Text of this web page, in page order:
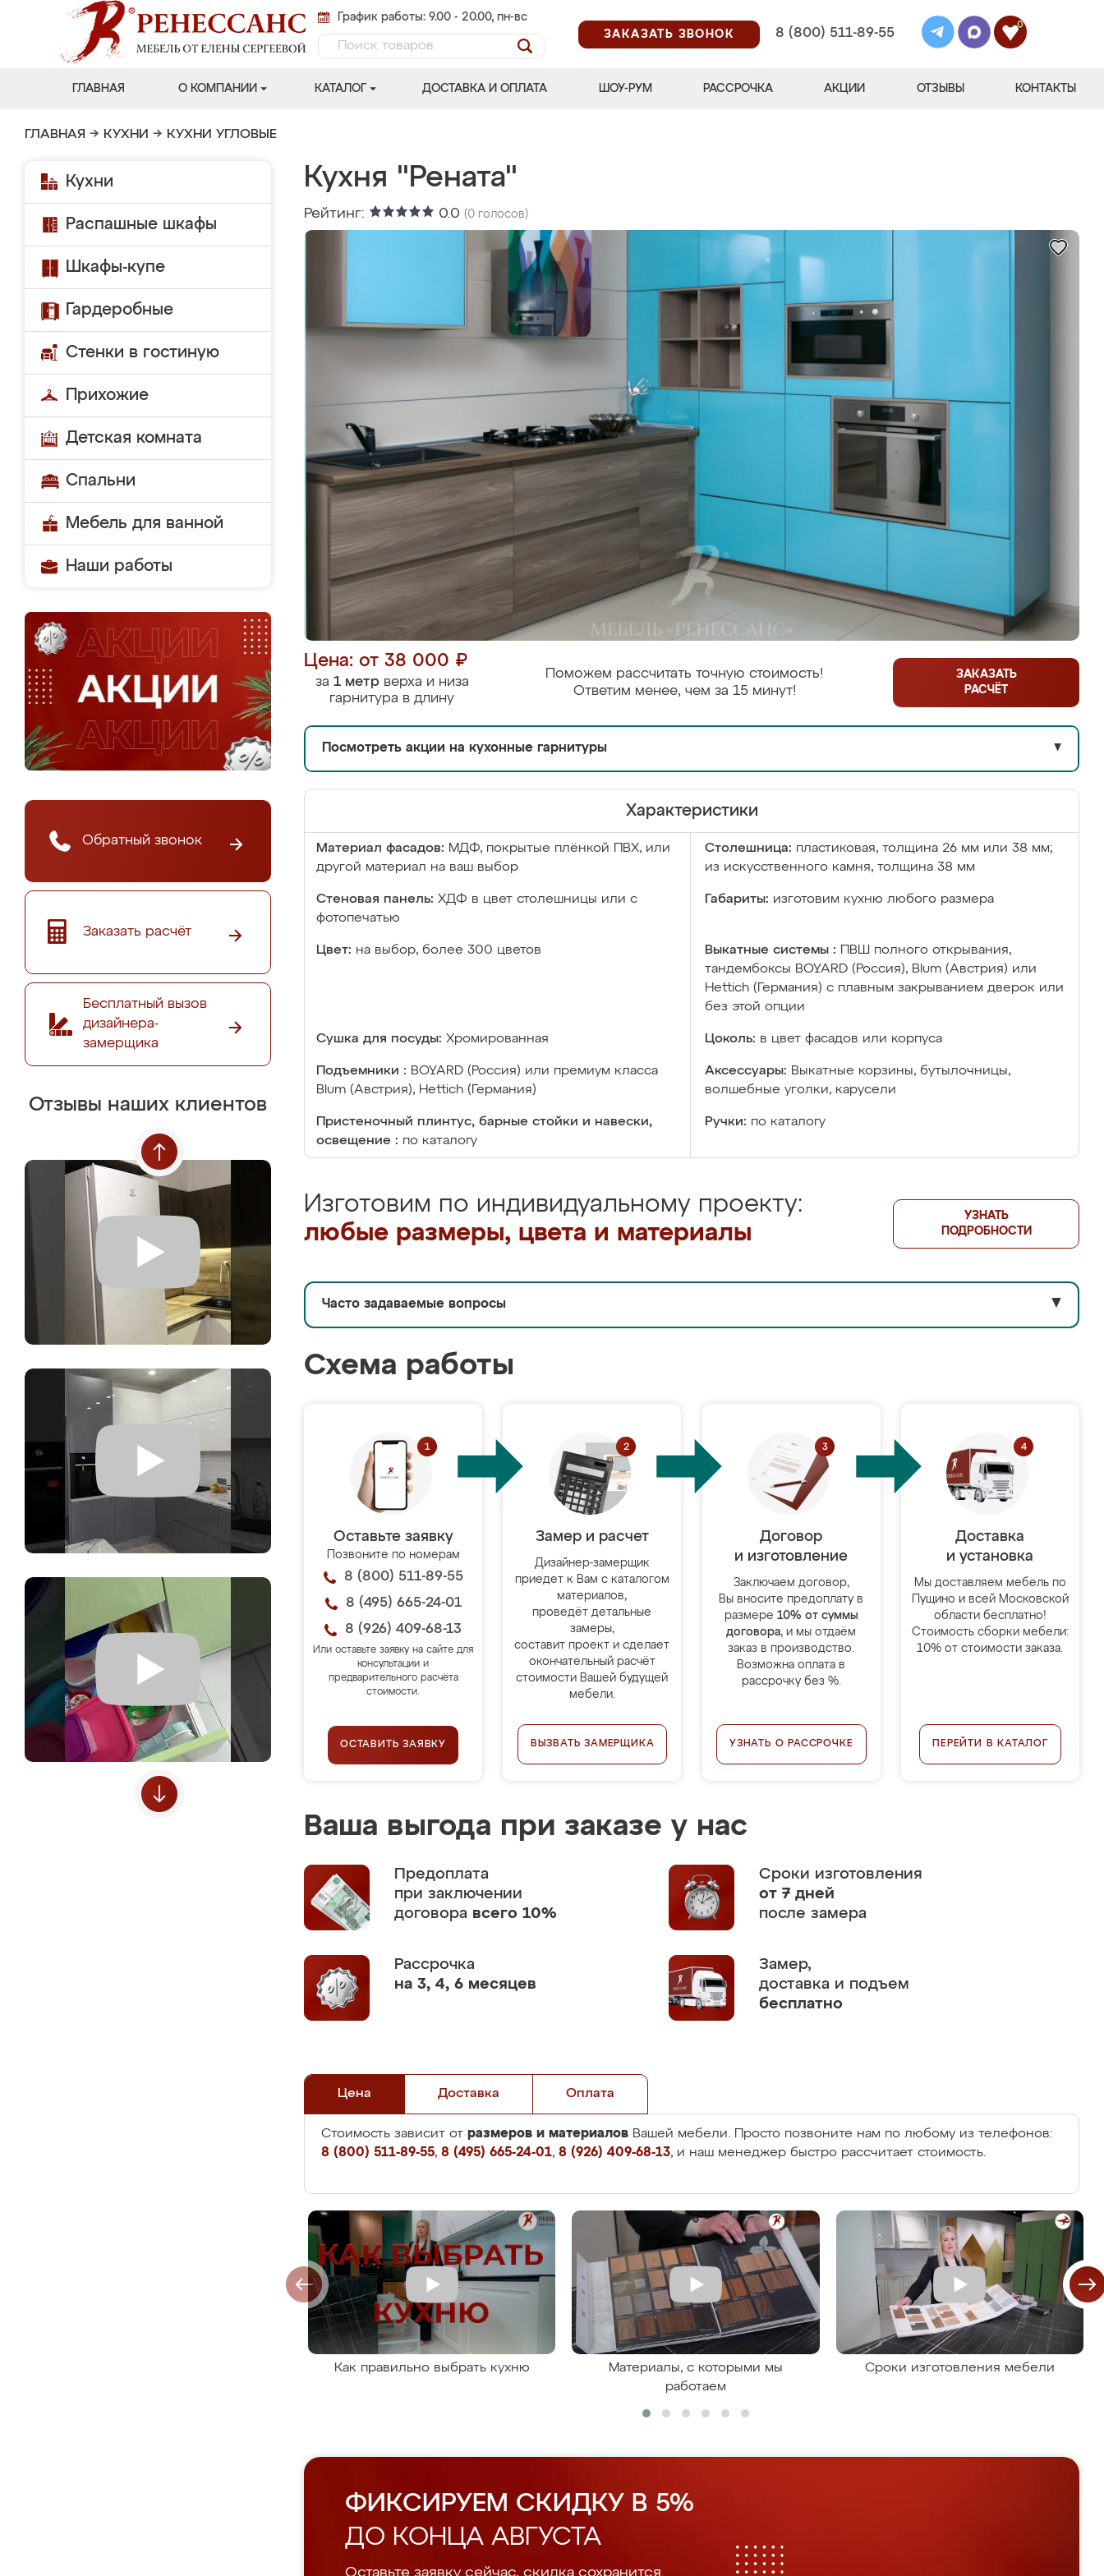
График работы: 9.00 - 20.00, пн-вс
ЗАКАЗАТЬ ЗВОНОК
8 (800) 511-89-55
0
ГЛАВНАЯ О КОМПАНИИ КАТАЛОГ ДОСТАВКА И ОПЛАТА ШОУ-РУМ РАССРОЧКА АКЦИИ ОТЗЫВЫ КОНТАКТЫ
ГЛАВНАЯ → КУХНИ → КУХНИ УГЛОВЫЕ
Кухни
Распашные шкафы
Шкафы-купе
Гардеробные
Стенки в гостиную
Прихожие
Детская комната
Спальни
Мебель для ванной
Наши работы
Обратный звонок
Заказать расчёт
Бесплатный вызов
дизайнера-
замерщика
Отзывы наших клиентов
Кухня "Рената"
Рейтинг: 0.0 (0 голосов)
Цена: от 38 000 ₽
за 1 метрверха и низа
гарнитура в длину
Поможем рассчитать точную стоимость!
Ответим менее, чем за 15 минут!
ЗАКАЗАТЬ
РАСЧЁТ
Посмотреть акции на кухонные гарнитуры ▼
Характеристики
Материал фасадов: МДФ, покрытые плёнкой ПВХ, или
другой материал на ваш выбор
Столешница: пластиковая, толщина 26 мм или 38 мм;
из искусственного камня, толщина 38 мм
Стеновая панель: ХДФ в цвет столешницы или с
фотопечатью
Габариты: изготовим кухню любого размера
Цвет: на выбор, более 300 цветов Выкатные системы :
ПВШ полного открывания,
тандембоксы BOYARD (Россия), Blum (Австрия) или
Hettich (Германия) с плавным закрыванием дверок или
без этой опции
Сушка для посуды: Хромированная Цоколь: в цвет фасадов или корпуса
Подъемники : BOYARD (Россия) или премиум класса
Blum (Австрия), Hettich (Германия)
Аксессуары: Выкатные корзины, бутылочницы,
волшебные уголки, карусели
Пристеночный плинтус, барные стойки и навески,
освещение : по каталогу
Ручки: по каталогу
Изготовим по индивидуальному проекту:
любые размеры, цвета и материалы
УЗНАТЬ
ПОДРОБНОСТИ
Часто задаваемые вопросы ▼
Схема работы
Оставьте заявку
Позвоните по номерам
8 (800) 511-89-55
8 (495) 665-24-01
8 (926) 409-68-13
Или оставьте заявку на сайте для
консультации и
предварительного расчёта
стоимости.
ОСТАВИТЬ ЗАЯВКУ
Замер и расчет
Дизайнер-замерщик
приедет к Вам с каталогом
материалов,
проведёт детальные
замеры,
составит проект и сделает
окончательный расчёт
стоимости Вашей будущей
мебели.
ВЫЗВАТЬ ЗАМЕРЩИКА
Договор
и изготовление
Заключаем договор,
Вы вносите предоплату в
размере 10% от суммы
договора, и мы отдаём
заказ в производство.
Возможна оплата в
рассрочку без %.
УЗНАТЬ О РАССРОЧКЕ
Доставка
и установка
Мы доставляем мебель по
Пущино и всей Московской
области бесплатно!
Стоимость сборки мебели:
10% от стоимости заказа.
ПЕРЕЙТИ В КАТАЛОГ
Ваша выгода при заказе у нас
Предоплата
при заключении
договора всего 10%
Сроки изготовления
от 7 дней
после замера
Рассрочка
на 3, 4, 6 месяцев
Замер,
доставка и подъем
бесплатно
Цена Доставка Оплата
Стоимость зависит от размеров и материалов Вашей мебели. Просто позвоните нам по любому из телефонов:
8 (800) 511-89-55, 8 (495) 665-24-01, 8 (926) 409-68-13, и наш менеджер быстро рассчитает стоимость.
Как правильно выбрать кухню
Материалы, с которыми мы
работаем
Сроки изготовления мебели
ФИКСИРУЕМ СКИДКУ В 5%
ДО КОНЦА АВГУСТА
Оставьте заявку сейчас, скидка сохранится.